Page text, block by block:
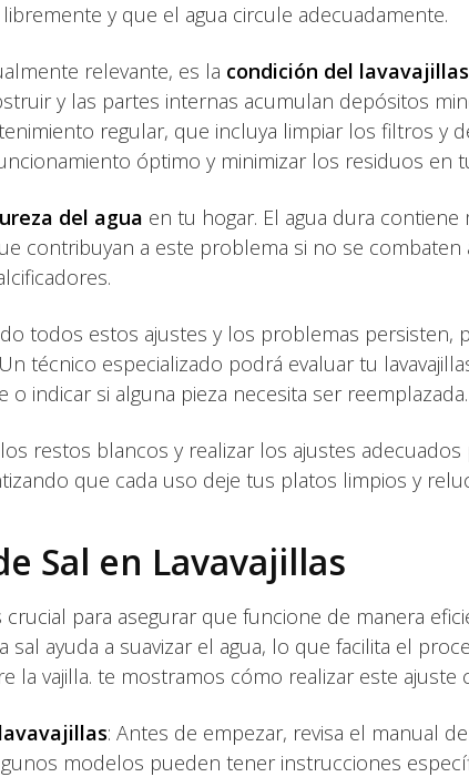
y que el agua circule adecuadamente.
relevante, es la condición del
y las partes internas acumulan depósitos
regular, que incluya limpiar los filtros y
óptimo y minimizar los residuos en
del agua en tu hogar. El agua dura
contribuyan a este problema si no se
todos estos ajustes y los problemas
técnico especializado podrá evaluar tu
indicar si alguna pieza necesita ser reemplazada.
restos blancos y realizar los ajustes
que cada uso deje tus platos limpios y
Sal en Lavavajillas
crucial para asegurar que funcione de manera
sal ayuda a suavizar el agua, lo que facilita el
la vajilla. te mostramos cómo realizar este ajuste
: Antes de empezar, revisa el manual
modelos pueden tener instrucciones